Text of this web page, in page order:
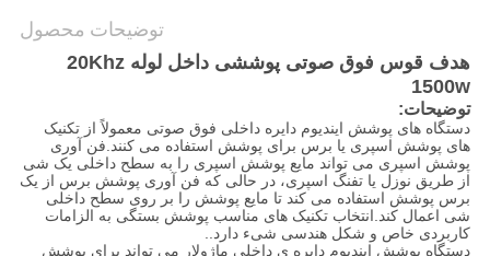
خصوصی
توضیحات محصول
هدف قوس فوق صوتی پوششی داخل لوله 20Khz
1500w
توضیحات:
دستگاه های پوشش ایندیوم دایره داخلی فوق صوتی معمولاً از تکنیک
های پوشش اسپری یا برس برای پوشش استفاده می کنند.فن آوری
پوشش اسپری می تواند مایع پوشش اسپری را به سطح داخلی یک شی
از طریق نوزل یا تفنگ اسپری، در حالی که فن آوری پوشش برس از یک
برس پوشش استفاده می کند تا مایع پوشش را بر روی سطح داخلی
شی اعمال کند.انتخاب تکنیک های مناسب پوشش بستگی به الزامات
کاربردی خاص و شکل هندسی شیء دارد..
دستگاه پوشش ایندیوم دایره ی داخلی ماژولار می تواند برای پوشش